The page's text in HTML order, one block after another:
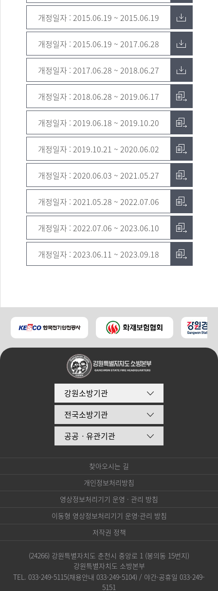
개정일자 : 2015.06.19 ~ 2015.06.19
개정일자 : 2015.06.19 ~ 2017.06.28
개정일자 : 2017.06.28 ~ 2018.06.27
개정일자 : 2018.06.28 ~ 2019.06.17
개정일자 : 2019.06.18 ~ 2019.10.20
개정일자 : 2019.10.21 ~ 2020.06.02
개정일자 : 2020.06.03 ~ 2021.05.27
개정일자 : 2021.05.28 ~ 2022.07.06
개정일자 : 2022.07.06 ~ 2023.06.10
개정일자 : 2023.06.11 ~ 2023.09.18
강원소방기관
전국소방기관
공공ㆍ유관기관
찾아오시는 길
개인정보처리방침
영상정보처리기기 운영 · 관리 방침
이동형 영상정보처리기기 운영·관리 방침
저작권 정책
(24266) 강원특별자치도 춘천시 중앙로 1 (봉의동 15번지)
강원특별자치도 소방본부
TEL. 033-249-5115(채용안내 033-249-5104) / 야간·공휴일 033-249-
5151